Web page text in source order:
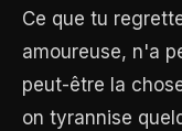
Ce que tu
amoureuse, n'a
peut-être la
on tyrannise